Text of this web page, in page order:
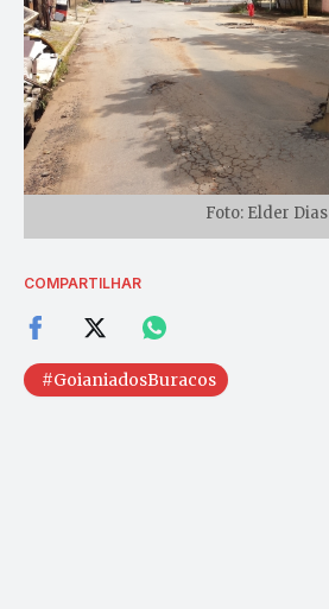
Foto: Elder Dias
COMPARTILHAR
#GoianiadosBuracos